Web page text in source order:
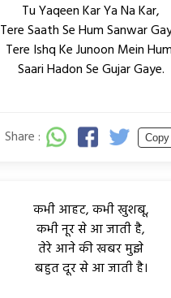
Tu Yaqeen Kar Ya Na Kar,
Tere Saath Se Hum Sanwar
Tere Ishq Ke Junoon Mein
Saari Hadon Se Gujar Gaye.
Share : Copy
कभी आहट, कभी खुशबू,
कभी नूर से आ जाती है,
तेरे आने की खबर मुझे
बहुत दूर से आ जाती है।